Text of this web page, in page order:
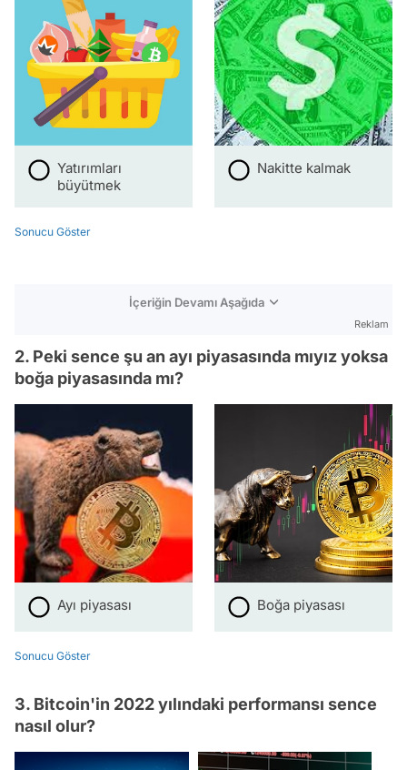
Yatırımları
büyütmek
Nakitte kalmak
Sonucu Göster
İçeriğin Devamı Aşağıda
Reklam
2. Peki sence şu an ayı piyasasında mıyız yoksa
boğa piyasasında mı?
Ayı piyasası Boğa piyasası
Sonucu Göster
3. Bitcoin'in 2022 yılındaki performansı sence
nasıl olur?